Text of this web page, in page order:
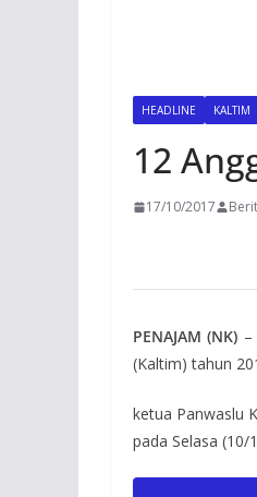
HEADLINE KALTIM
12
17/10/2017
PENAJAM (NK)
(Kaltim) tahun
ketua Panwaslu
pada Selasa